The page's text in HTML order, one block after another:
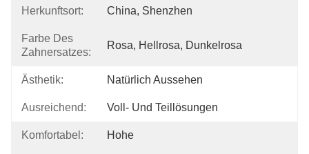
Herkunftsort: China, Shenzhen
Farbe Des
Zahnersatzes:
Rosa, Hellrosa, Dunkelrosa
Ästhetik: Natürlich Aussehen
Ausreichend: Voll- Und Teillösungen
Komfortabel: Hohe